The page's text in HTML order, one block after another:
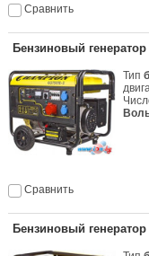
Сравнить
Бензиновый
Тип
Сравнить
Бензиновый